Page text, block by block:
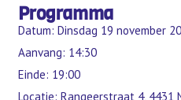
Programma
Datum: Dinsdag 19 november
Aanvang: 14:30
Einde: 19:00
Locatie: Rangeerstraat 4, 4431